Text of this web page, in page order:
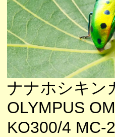
ナナホシキン
OLYMPUS
KO300/4 MC-